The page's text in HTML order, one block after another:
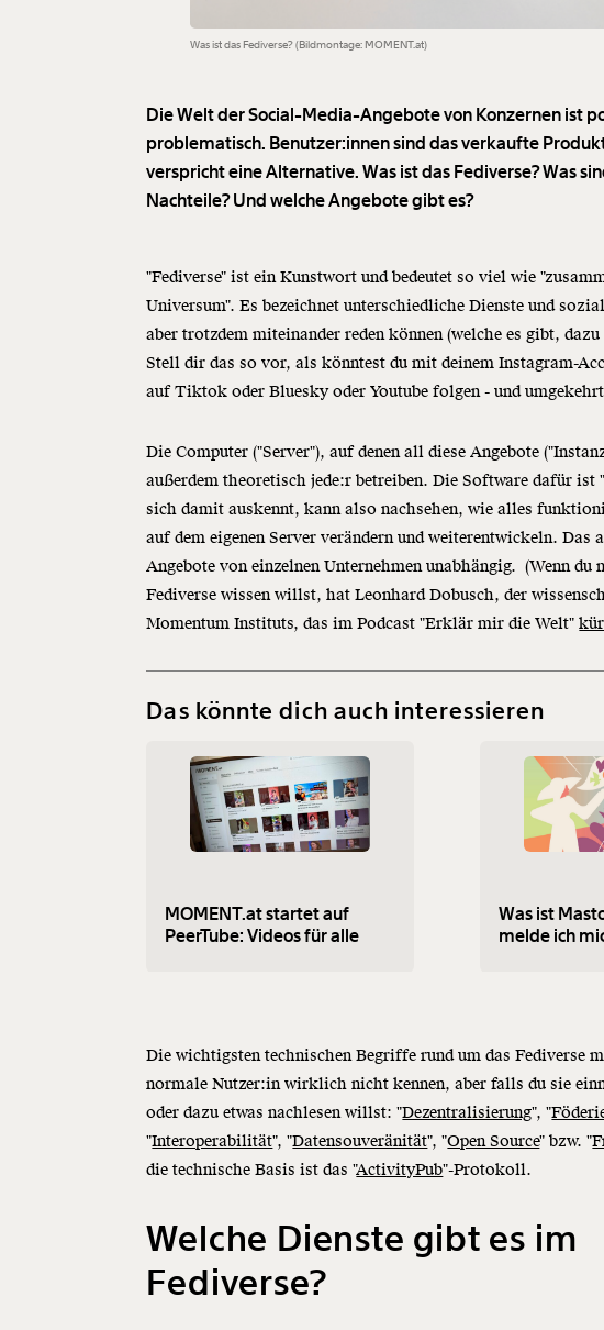
Was ist das Fediverse? (Bildmontage: MOMENT.at)
Die Welt der Social-Media-Angebote von Konzernen ist
problematisch. Benutzer:innen sind das verkaufte
verspricht eine Alternative. Was ist das Fediverse? Was
Nachteile? Und welche Angebote gibt es?
"Fediverse" ist ein Kunstwort und bedeutet so viel wie
Universum". Es bezeichnet unterschiedliche Dienste und
aber trotzdem miteinander reden können (welche es gibt,
Stell dir das so vor, als könntest du mit deinem Instagram-
auf Tiktok oder Bluesky oder Youtube folgen - und
Die Computer ("Server"), auf denen all diese Angebote
außerdem theoretisch jede:r betreiben. Die Software dafür ist
sich damit auskennt, kann also nachsehen, wie alles
auf dem eigenen Server verändern und weiterentwickeln. Das
Angebote von einzelnen Unternehmen unabhängig. (Wenn du
Fediverse wissen willst, hat Leonhard Dobusch, der
Momentum Instituts, das im Podcast "Erklär mir die Welt"
Das könnte dich auch interessieren
MOMENT.at startet auf
PeerTube: Videos für alle
Was ist
melde ich
Die wichtigsten technischen Begriffe rund um das Fediverse
normale Nutzer:in wirklich nicht kennen, aber falls du sie
oder dazu etwas nachlesen willst: "Dezentralisierung", "
"Interoperabilität", "Datensouveränität", "Open Source" bzw. "
die technische Basis ist das "ActivityPub"-Protokoll.
Welche Dienste gibt es im
Fediverse?